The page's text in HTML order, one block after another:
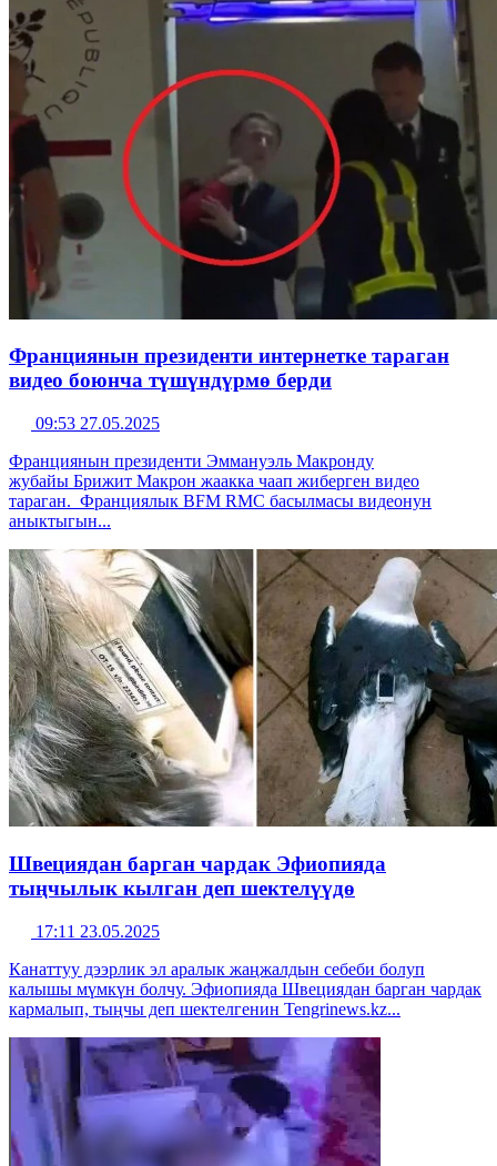
Франциянын президенти интернетке тараган
видео боюнча түшүндүрмө берди
09:53 27.05.2025
Франциянын президенти Эммануэль Макронду
жубайы Брижит Макрон жаакка чаап жиберген видео
тараган. Франциялык BFM RMC басылмасы видеонун
аныктыгын...
Швециядан барган чардак Эфиопияда
тыңчылык кылган деп шектелүүдө
17:11 23.05.2025
Канаттуу дээрлик эл аралык жаңжалдын себеби болуп
калышы мүмкүн болчу. Эфиопияда Швециядан барган чардак
кармалып, тыңчы деп шектелгенин Tengrinews.kz...